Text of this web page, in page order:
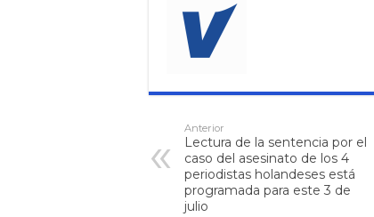
Anterior
Lectura de la sentencia por el
caso del asesinato de los 4
periodistas holandeses está
programada para este 3 de
julio